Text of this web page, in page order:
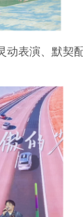
表演、默契